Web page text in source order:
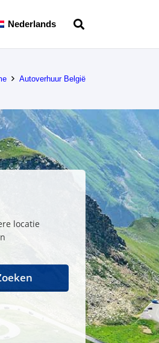
Nederlands
Autoverhuur België
locatie